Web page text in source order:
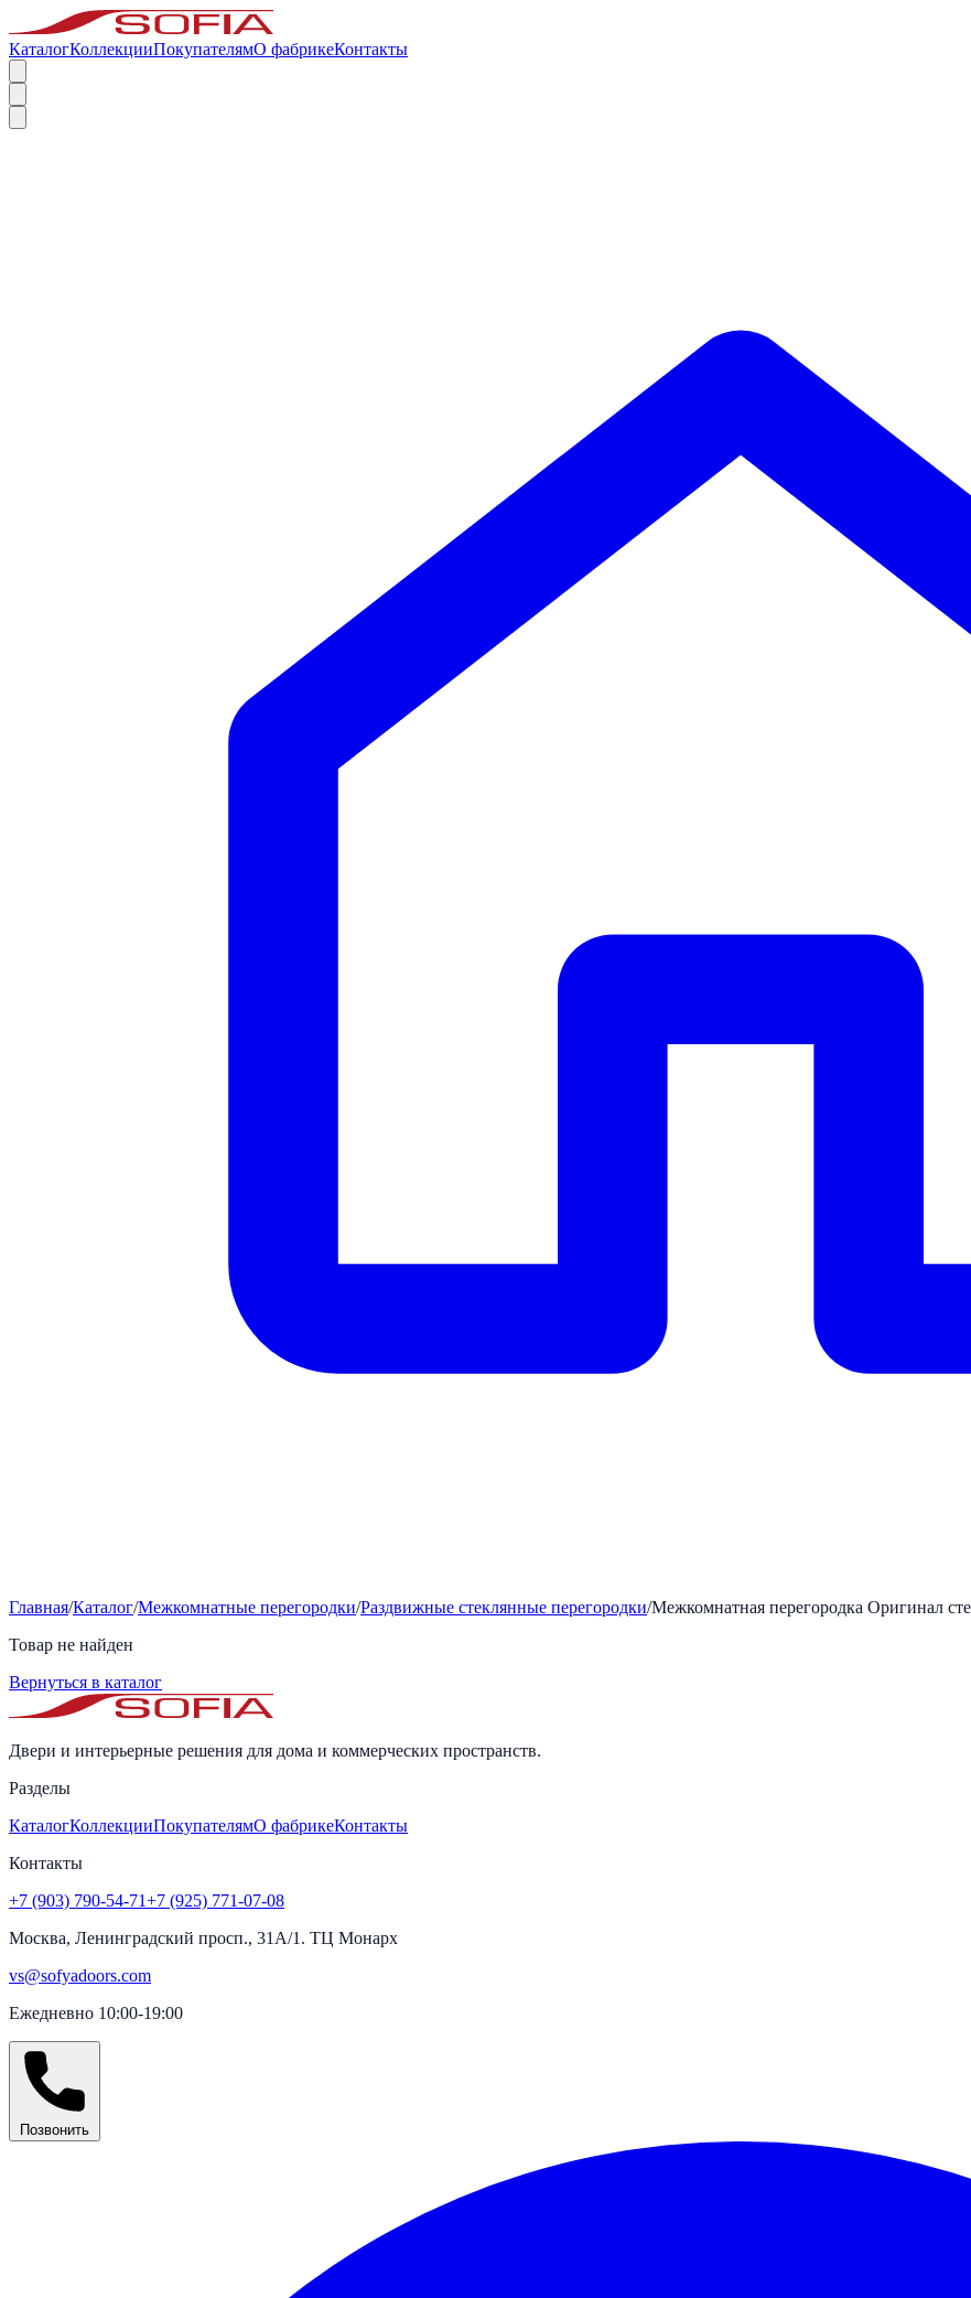
КаталогКоллекцииПокупателямО фабрикеКонтакты
Главная/Каталог/Межкомнатные перегородки/Раздвижные стеклянные перегородки/Межкомнатная перегородка Оригинал
Товар не найден
Вернуться в каталог
Двери и интерьерные решения для дома и коммерческих пространств.
Разделы
КаталогКоллекцииПокупателямО фабрикеКонтакты
Контакты
+7 (903) 790-54-71+7 (925) 771-07-08
Москва, Ленинградский просп., 31А/1. ТЦ Монарх
vs@sofyadoors.com
Ежедневно 10:00-19:00
Позвонить